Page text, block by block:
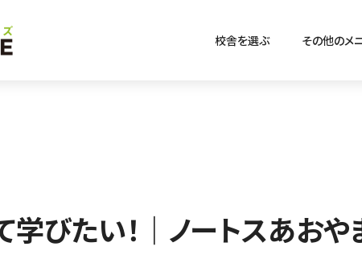
校舎を選ぶ その他のメ
学びたい！｜ノートスあおや